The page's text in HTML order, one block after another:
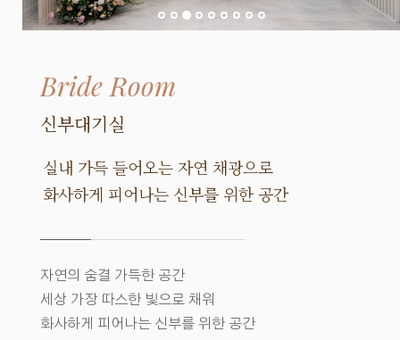
Bride Room
신부대기실
실내 가득 들어오는 자연 채광으로
화사하게 피어나는 신부를 위한 공간
자연의 숨결 가득한 공간
세상 가장 따스한 빛으로 채워
화사하게 피어나는 신부를 위한 공간